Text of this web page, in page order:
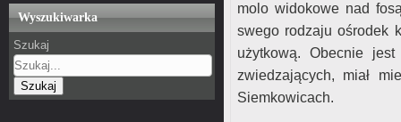
Wyszukiwarka
Szukaj
Szukaj
molo widokowe nad
swego rodzaju ośrodek
użytkową. Obecnie
zwiedzających, miał
Siemkowicach.